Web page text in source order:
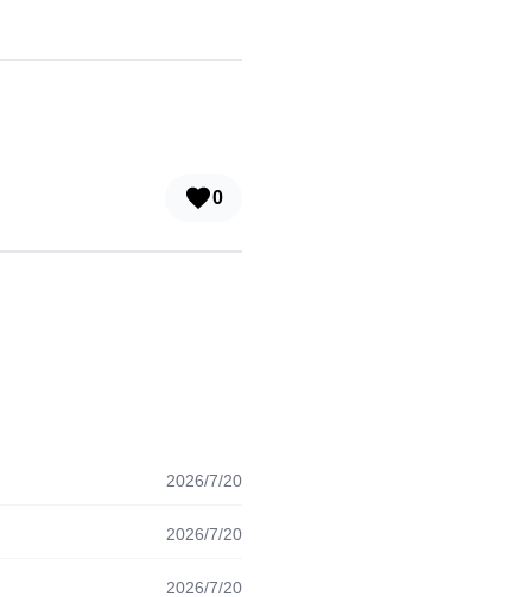
0
2026/7/20
2026/7/20
2026/7/20